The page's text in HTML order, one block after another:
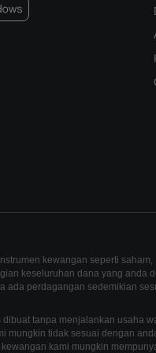
kewangan seperti
keseluruhan dana yang anda
ada perdagangan sedemikian
tanpa menjalankan usaha
mungkin tidak sesuai dengan
kami mungkin